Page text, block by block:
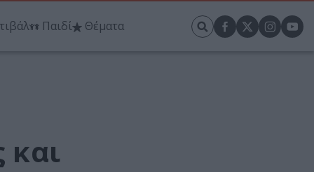
Παιδί Θέματα
και